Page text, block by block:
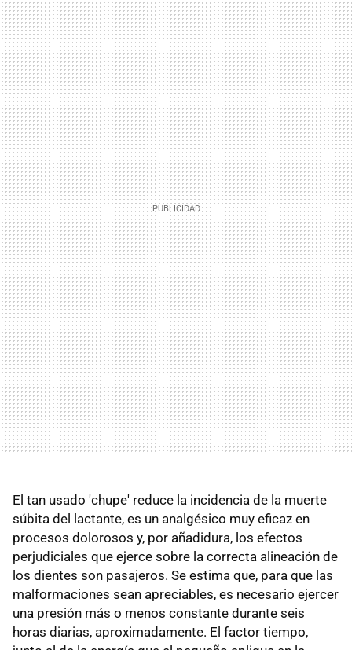
El tan usado 'chupe' reduce la incidencia de la muerte
súbita del lactante, es un analgésico muy eficaz en
procesos dolorosos y, por añadidura, los efectos
perjudiciales que ejerce sobre la correcta alineación de
los dientes son pasajeros. Se estima que, para que las
malformaciones sean apreciables, es necesario ejercer
una presión más o menos constante durante seis
horas diarias, aproximadamente. El factor tiempo,